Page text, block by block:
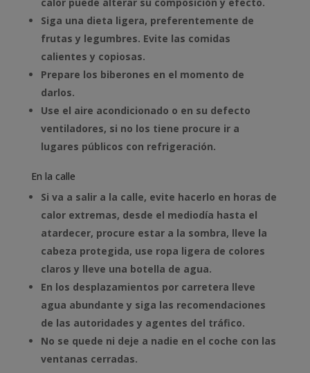
Siga una dieta ligera, preferentemente de
frutas y legumbres. Evite las comidas
calientes y copiosas.
Prepare los biberones en el momento de
darlos.
Use el aire acondicionado o en su defecto
ventiladores, si no los tiene procure ir a
lugares públicos con refrigeración.
En la calle
Si va a salir a la calle, evite hacerlo en horas de
calor extremas, desde el mediodía hasta el
atardecer, procure estar a la sombra, lleve la
cabeza protegida, use ropa ligera de colores
claros y lleve una botella de agua.
En los desplazamientos por carretera lleve
agua abundante y siga las recomendaciones
de las autoridades y agentes del tráfico.
No se quede ni deje a nadie en el coche con las
ventanas cerradas.